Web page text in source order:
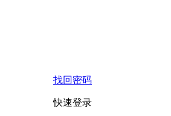
找回密码
快速登录